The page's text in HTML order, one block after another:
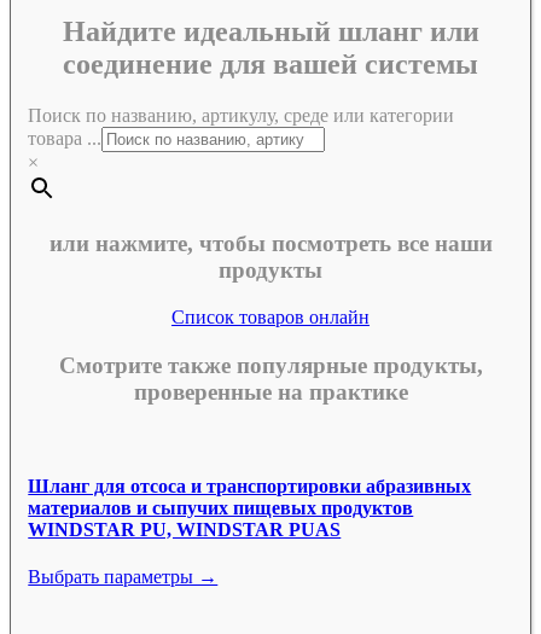
Найдите идеальный шланг или
соединение для вашей системы
Поиск по названию, артикулу, среде или категории
товара ...
×
или нажмите, чтобы посмотреть все наши
продукты
Список товаров онлайн
Смотрите также популярные продукты,
проверенные на практике
Шланг для отсоса и транспортировки абразивных
материалов и сыпучих пищевых продуктов
WINDSTAR PU, WINDSTAR PUAS
Выбрать параметры →